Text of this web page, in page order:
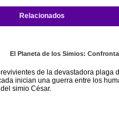
Relacionados
El Planeta de los Simios:
de la devastadora plaga
inician una guerra entre los
simio César.